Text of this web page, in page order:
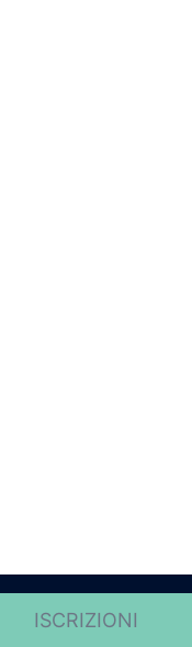
ISCRIZIONI
sulla riservatezza.